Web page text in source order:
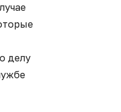
делу